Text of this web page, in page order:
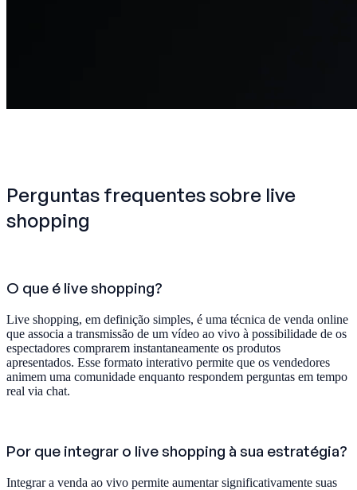
Perguntas frequentes sobre live
shopping
O que é live shopping?
Live shopping, em definição simples, é uma técnica de venda online
que associa a transmissão de um vídeo ao vivo à possibilidade de os
espectadores comprarem instantaneamente os produtos
apresentados. Esse formato interativo permite que os vendedores
animem uma comunidade enquanto respondem perguntas em tempo
real via chat.
Por que integrar o live shopping à sua estratégia?
Integrar a venda ao vivo permite aumentar significativamente suas